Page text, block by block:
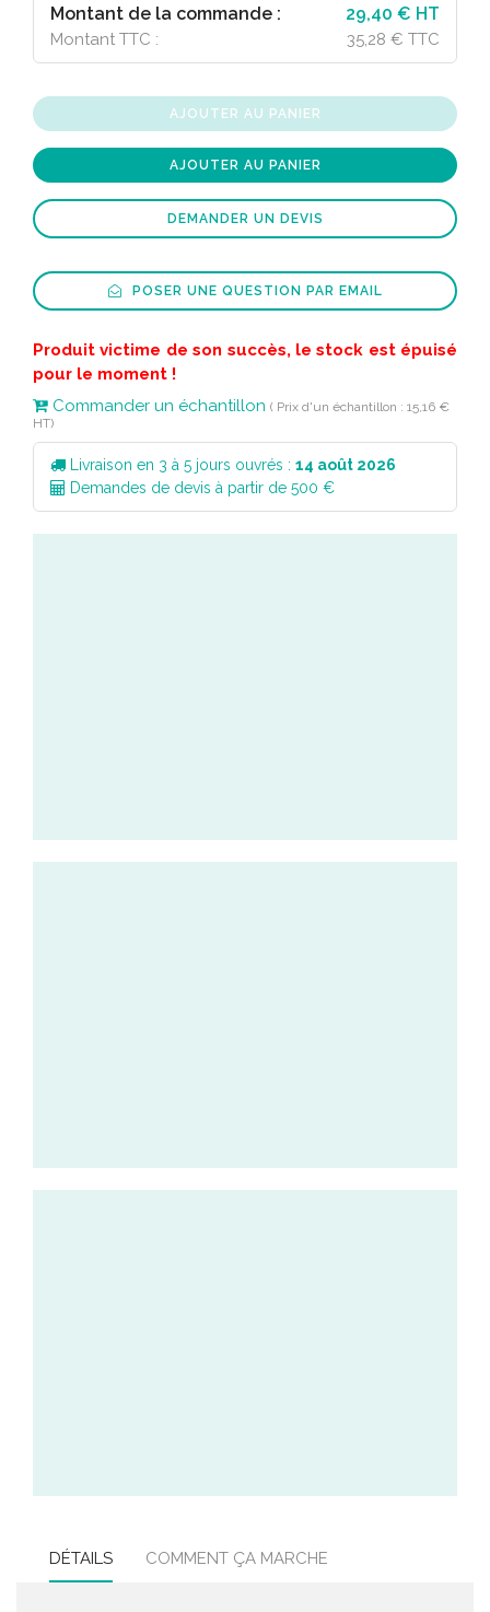
Montant de la commande : 29,40 € HT
Montant TTC : 35,28 € TTC
AJOUTER AU PANIER
AJOUTER AU PANIER
DEMANDER UN DEVIS
POSER UNE QUESTION PAR EMAIL
Produit victime de son succès, le stock est épuisé
pour le moment !
Commander un échantillon ( Prix d'un échantillon : 15,16 €
HT)
Livraison en 3 à 5 jours ouvrés : 14 août 2026
Demandes de devis à partir de 500 €
DÉTAILS COMMENT ÇA MARCHE